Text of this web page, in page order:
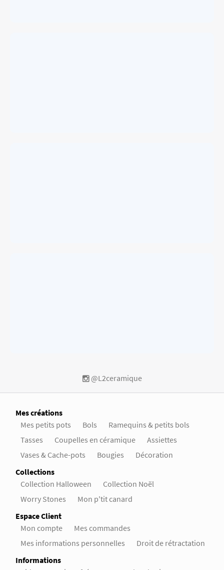
@L2ceramique
Mes créations
Mes petits pots
Bols
Ramequins & petits bols
Tasses
Coupelles en céramique
Assiettes
Vases & Cache-pots
Bougies
Décoration
Collections
Collection Halloween
Collection Noël
Worry Stones
Mon p'tit canard
Espace Client
Mon compte
Mes commandes
Mes informations personnelles
Droit de rétractation
Informations